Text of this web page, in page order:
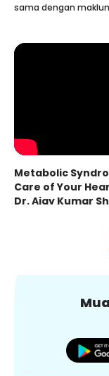
sama dengan
Metabolic
Care of Your
Dr. Ajay Kumar